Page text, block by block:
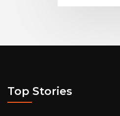
Top Stories